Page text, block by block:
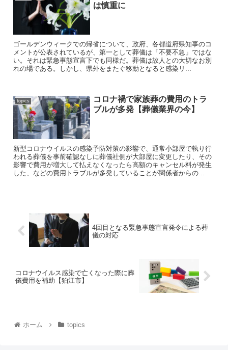
は慎重に
ゴールデンウィークでの帰省について、政府、各都道府県知事のコ
メントが公表されているが、第一として葬儀は「不要不急」ではな
い。それは緊急事態宣言下でも同様だ。葬儀は故人との大切なお別
れの場である。しかし、県外をまたぐ移動となると感染リ...
topics
コロナ禍で家族葬の費用のトラ
ブルが多発【葬儀業界の今】
新型コロナウイルスの感染予防対策の影響で、通常小部屋で執り行
われる葬儀を事前確認なしに葬儀社側が大部屋に変更したり、その
影響で費用が増大して払えなくなったら高額のキャンセル料が発生
した、などの費用トラブルが多発していることが関係者からの...
4回目となる緊急事態宣言発令による葬
儀の対応
コロナウイルス感染で亡くなった際に葬
儀費用を補助【狛江市】
ホーム topics